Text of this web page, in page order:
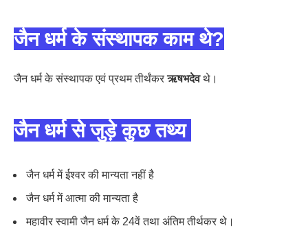
जैन धर्म के संस्थापक काम थे?
जैन धर्म के संस्थापक एवं प्रथम तीर्थंकरऋषभदेवथे।
जैन धर्म से जुड़े कुछ तथ्य
जैन धर्म में ईश्वर की मान्यता नहीं है
जैन धर्म में आत्मा की मान्यता है
महावीर स्वामी जैन धर्म के 24वें तथा अंतिम तीर्थकर थे।